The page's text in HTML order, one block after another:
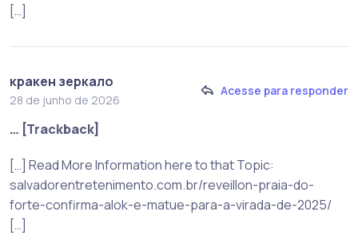
[…]
кракен зеркало
28 de junho de 2026
Acesse para responder
… [Trackback]
[…] Read More Information here to that Topic:
salvadorentretenimento.com.br/reveillon-praia-do-
forte-confirma-alok-e-matue-para-a-virada-de-2025/
[…]